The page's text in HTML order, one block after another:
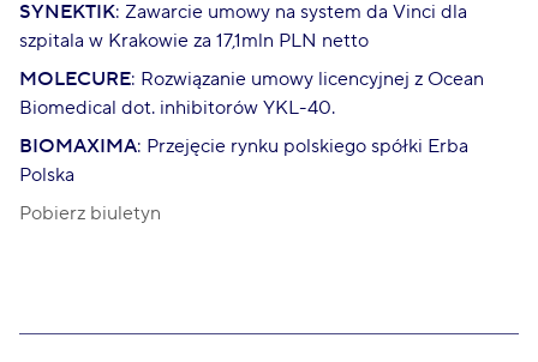
SYNEKTIK: Zawarcie umowy na system da Vinci dla
szpitala w Krakowie za 17,1mln PLN netto
MOLECURE: Rozwiązanie umowy licencyjnej z Ocean
Biomedical dot. inhibitorów YKL-40.
BIOMAXIMA: Przejęcie rynku polskiego spółki Erba
Polska
Pobierz biuletyn